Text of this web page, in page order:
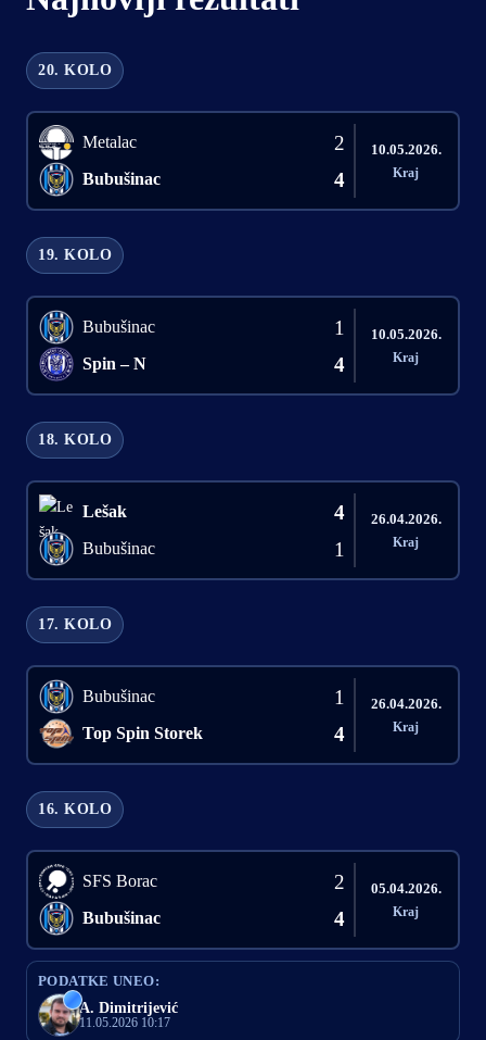
20. KOLO
Metalac 2
Bubušinac 4
10.05.2026.
Kraj
19. KOLO
Bubušinac 1
Spin – N 4
10.05.2026.
Kraj
18. KOLO
Lešak 4
Bubušinac 1
26.04.2026.
Kraj
17. KOLO
Bubušinac 1
Top Spin Storek 4
26.04.2026.
Kraj
16. KOLO
SFS Borac 2
Bubušinac 4
05.04.2026.
Kraj
PODATKE UNEO:
A. Dimitrijević
11.05.2026 10:17